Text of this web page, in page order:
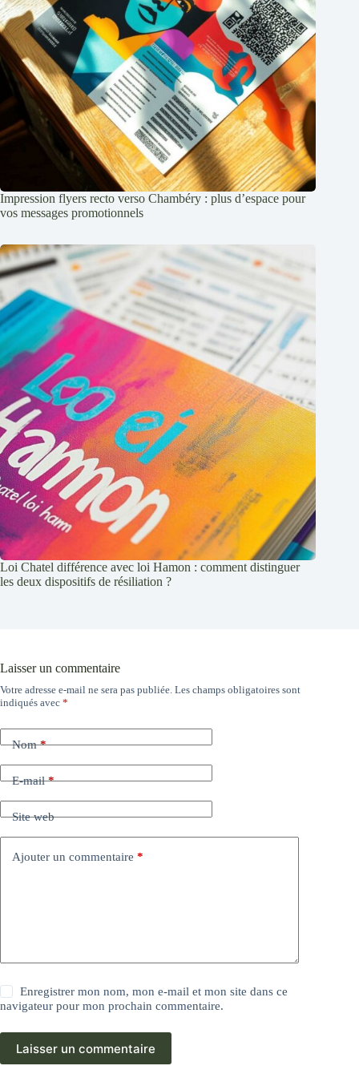
Impression flyers recto verso Chambéry : plus d’espace pour
vos messages promotionnels
Loi Chatel différence avec loi Hamon : comment distinguer
les deux dispositifs de résiliation ?
Laisser un commentaire
Votre adresse e-mail ne sera pas publiée. Les champs obligatoires sont
indiqués avec *
Nom*
E-mail*
Site web
Ajouter un commentaire *
Enregistrer mon nom, mon e-mail et mon site dans ce
navigateur pour mon prochain commentaire.
Laisser un commentaire